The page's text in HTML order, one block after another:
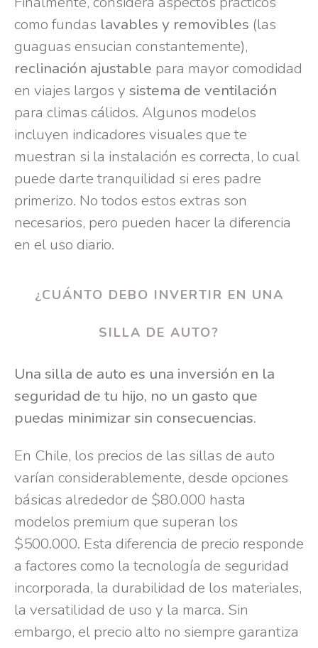
como fundas lavables y removibles (las
guaguas ensucian constantemente),
reclinación ajustable para mayor comodidad
en viajes largos y sistema de ventilación
para climas cálidos. Algunos modelos
incluyen indicadores visuales que te
muestran si la instalación es correcta, lo cual
puede darte tranquilidad si eres padre
primerizo. No todos estos extras son
necesarios, pero pueden hacer la diferencia
en el uso diario.
¿CUÁNTO DEBO INVERTIR EN UNA
SILLA DE AUTO?
Una silla de auto es una inversión en la
seguridad de tu hijo, no un gasto que
puedas minimizar sin consecuencias.
En Chile, los precios de las sillas de auto
varían considerablemente, desde opciones
básicas alrededor de $80.000 hasta
modelos premium que superan los
$500.000. Esta diferencia de precio responde
a factores como la tecnología de seguridad
incorporada, la durabilidad de los materiales,
la versatilidad de uso y la marca. Sin
embargo, el precio alto no siempre garantiza